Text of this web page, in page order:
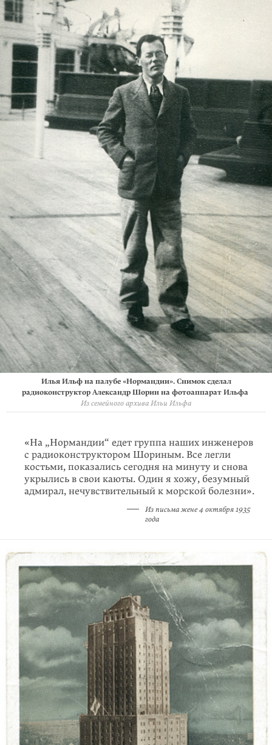
Илья Ильф на палубе «Нормандии». Снимок сделал
радиоконструктор Александр Шорин на фотоаппарат Ильфа
Из семейного архива Ильи Ильфа
«На „Нормандии“ едет группа наших инженеров
с радиоконструктором Шориным. Все легли
костьми, показались сегодня на минуту и снова
укрылись в свои каюты. Один я хожу, безумный
адмирал, нечувстви­тель­ный к морской болезни».
Из письма жене 4 октября 1935
года